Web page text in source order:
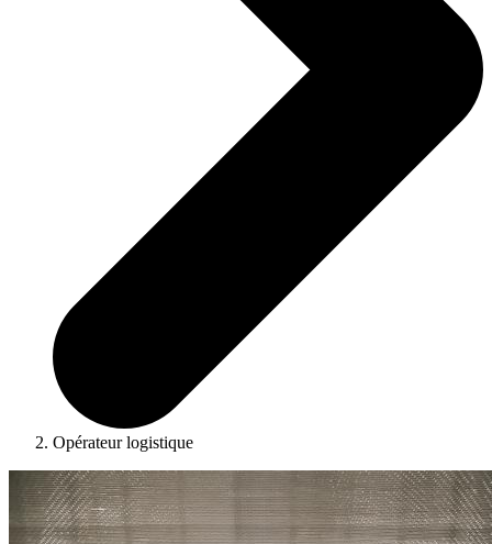
Opérateur logistique